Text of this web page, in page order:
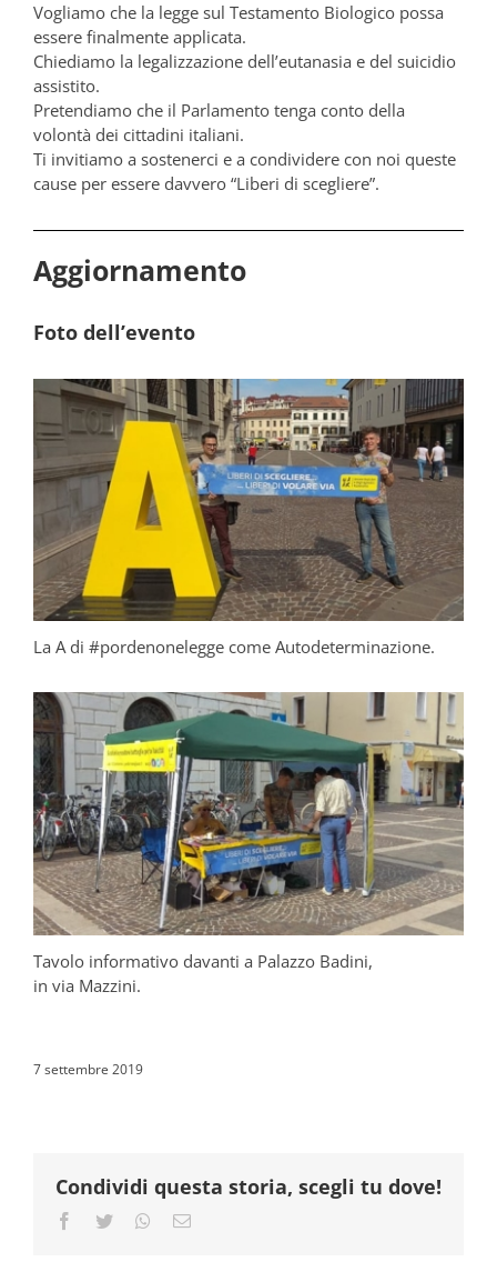
Vogliamo che la legge sul Testamento Biologico possa
essere finalmente applicata.
Chiediamo la legalizzazione dell’eutanasia e del suicidio
assistito.
Pretendiamo che il Parlamento tenga conto della
volontà dei cittadini italiani.
Ti invitiamo a sostenerci e a condividere con noi queste
cause per essere davvero “Liberi di scegliere”.
Aggiornamento
Foto dell’evento
La A di #pordenonelegge come Autodeterminazione.
Tavolo informativo davanti a Palazzo Badini,
in via Mazzini.
7 settembre 2019
Condividi questa storia, scegli tu dove!
Facebook
Twitter Whatsapp
Email